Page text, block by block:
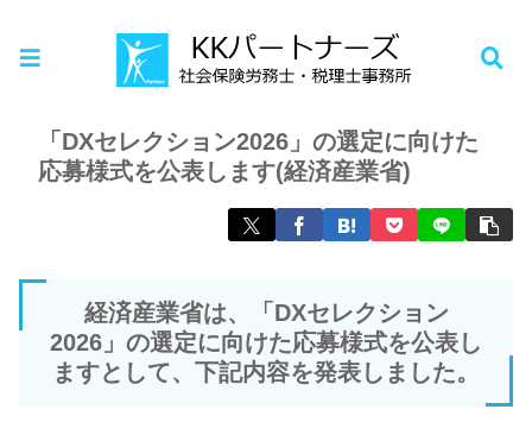
お知らせ
「DXセレクション2026」の選定に向けた
応募様式を公表します(経済産業省)
経済産業省は、「DXセレクション
2026」の選定に向けた応募様式を公表し
ますとして、下記内容を発表しました。